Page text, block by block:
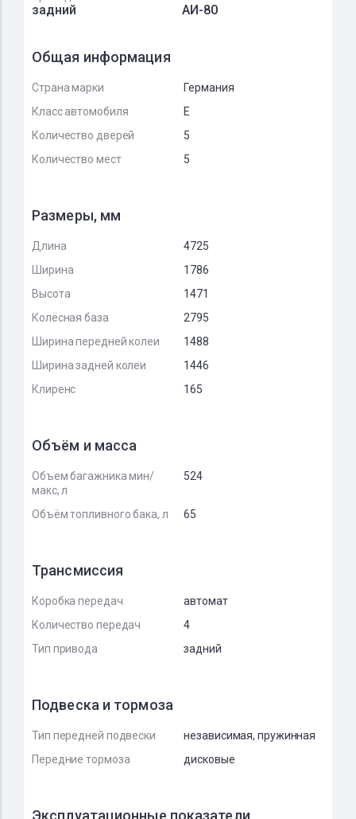
задний АИ-80
Общая информация
Страна марки
Германия
Класс автомобиля
E
Количество дверей
5
Количество мест
5
Размеры, мм
Длина
4725
Ширина
1786
Высота
1471
Колёсная база
2795
Ширина передней колеи
1488
Ширина задней колеи
1446
Клиренс
165
Объём и масса
Объем багажника мин/
макс, л
524
Объём топливного бака, л 65
Трансмиссия
Коробка передач
автомат
Количество передач
4
Тип привода
задний
Подвеска и тормоза
Тип передней подвески
независимая, пружинная
Передние тормоза
дисковые
Эксплуатационные показатели